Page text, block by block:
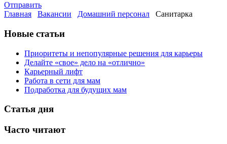
Отправить
Главная
Вакансии Домашний персонал Санитарка
Новые статьи
Приоритеты и непопулярные решения для карьеры
Делайте «свое» дело на «отлично»
Карьерный лифт
Работа в сети для мам
Подработка для будущих мам
Статья дня
Часто читают